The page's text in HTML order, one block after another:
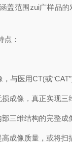
盖范围zui广样品
点：
医用CT(或
像，真正实现三
维结构的完整成
像质量，或将扫